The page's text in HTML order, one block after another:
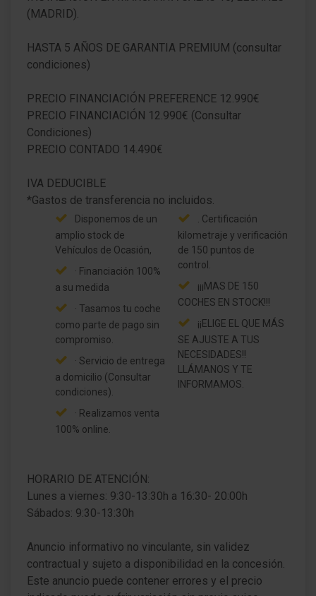
(MADRID).
HASTA 5 AÑOS DE GARANTIA PREMIUM (consultar
condiciones)
PRECIO FINANCIACIÓN PREFERENCE 12.990€
PRECIO FINANCIACIÓN 12.990€ (Consultar
Condiciones)
PRECIO CONTADO 14.490€
IVA DEDUCIBLE
Disponemos de un
amplio stock de
Vehículos de Ocasión,
· Financiación 100%
a su medida
· Tasamos tu coche
como parte de pago sin
compromiso.
· Servicio de entrega
a domicilio (Consultar
condiciones).
· Realizamos venta
100% online.
kilometraje y verificación
de 150 puntos de
control.
¡¡¡MAS DE 150
COCHES EN STOCK!!!
¡¡ELIGE EL QUE MÁS
SE AJUSTE A TUS
NECESIDADES!!
LLÁMANOS Y TE
INFORMAMOS.
HORARIO DE ATENCIÓN:
Lunes a viernes: 9:30-13:30h a 16:30- 20:00h
Sábados: 9:30-13:30h
Anuncio informativo no vinculante, sin validez
contractual y sujeto a disponibilidad en la concesión.
Este anuncio puede contener errores y el precio